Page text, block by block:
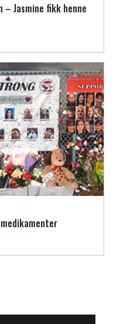
Jasmine fikk henne